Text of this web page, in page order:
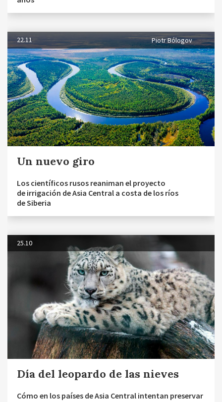
22.11 Piotr Bólogov
Un nuevo giro
Los científicos rusos reaniman el proyecto
de irrigación de Asia Central a costa de los ríos
de Siberia
25.10
Día del leopardo de las nieves
Cómo en los países de Asia Central intentan preservar